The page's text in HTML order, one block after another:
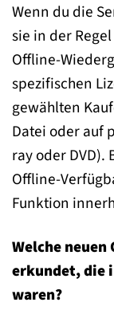
Wenn du die
sie in der
Offline-
spezifischen
gewählten
Datei oder auf
ray oder
Offline-
Funktion
Welche
erkundet, die
waren?